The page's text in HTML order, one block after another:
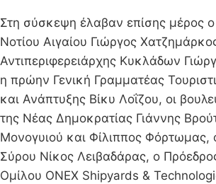
Στη σύσκεψη έλαβαν επίσης μέρος ο
Νοτίου Αιγαίου Γιώργος
Αντιπεριφερειάρχης Κυκλάδων
η πρώην Γενική Γραμματέας
και Ανάπτυξης Βίκυ Λοΐζου, οι
της Νέας Δημοκρατίας Γιάννης
Μονογυιού και Φίλιππος Φόρτωμας,
Σύρου Νίκος Λειβαδάρας, ο
Ομίλου ONEX Shipyards &